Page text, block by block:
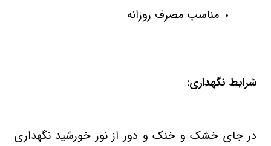
مناسب مصرف روزانه
شرایط نگهداری:
در جای خشک و خنک و دور از نور خورشید نگهداری